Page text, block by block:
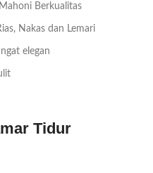
Berkualitas
Nakas dan Lemari
elegan
Tidur